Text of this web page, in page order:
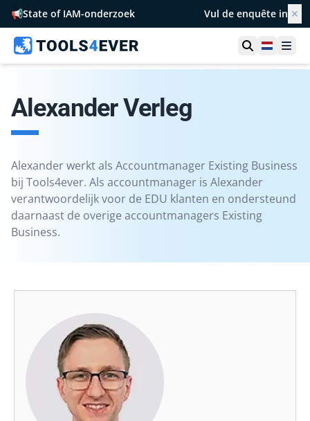
📢State of IAM-onderzoek Vul de enquête in ✕
Toon zoek
Alexander Verleg
Alexander werkt als Accountmanager Existing Business
bij Tools4ever. Als accountmanager is Alexander
verantwoordelijk voor de EDU klanten en ondersteund
daarnaast de overige accountmanagers Existing
Business.